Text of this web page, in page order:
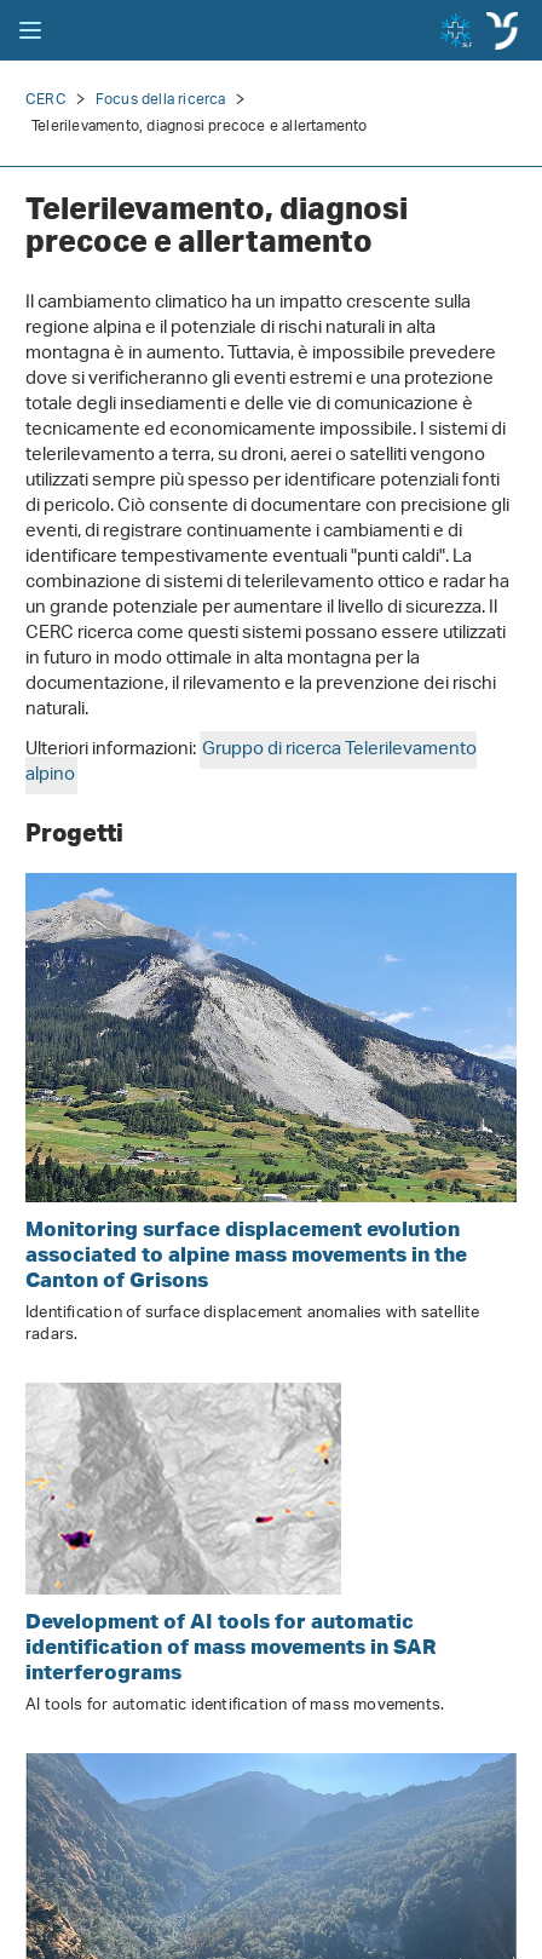
CERC
Focus della ricerca
Telerilevamento, diagnosi precoce e allertamento
Telerilevamento, diagnosi
precoce e allertamento
Il cambiamento climatico ha un impatto crescente sulla
regione alpina e il potenziale di rischi naturali in alta
montagna è in aumento. Tuttavia, è impossibile prevedere
dove si verificheranno gli eventi estremi e una protezione
totale degli insediamenti e delle vie di comunicazione è
tecnicamente ed economicamente impossibile. I sistemi di
telerilevamento a terra, su droni, aerei o satelliti vengono
utilizzati sempre più spesso per identificare potenziali fonti
di pericolo. Ciò consente di documentare con precisione gli
eventi, di registrare continuamente i cambiamenti e di
identificare tempestivamente eventuali "punti caldi". La
combinazione di sistemi di telerilevamento ottico e radar ha
un grande potenziale per aumentare il livello di sicurezza. Il
CERC ricerca come questi sistemi possano essere utilizzati
in futuro in modo ottimale in alta montagna per la
documentazione, il rilevamento e la prevenzione dei rischi
naturali.
Ulteriori informazioni:Gruppo di ricerca Telerilevamento
alpino
Progetti
Monitoring surface displacement evolution
associated to alpine mass movements in the
Canton of Grisons
Identification of surface displacement anomalies with satellite
radars.
Development of AI tools for automatic
identification of mass movements in SAR
interferograms
AI tools for automatic identification of mass movements.